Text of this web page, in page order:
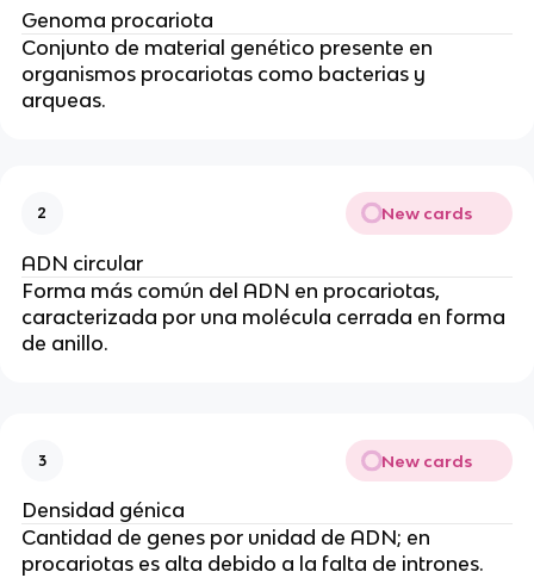
Genoma procariota
Conjunto de material genético presente en
organismos procariotas como bacterias y
arqueas.
2 New cards
ADN circular
Forma más común del ADN en procariotas,
caracterizada por una molécula cerrada en forma
de anillo.
3 New cards
Densidad génica
Cantidad de genes por unidad de ADN; en
procariotas es alta debido a la falta de intrones.